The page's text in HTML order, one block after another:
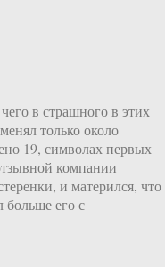
в страшного в этих
только около
19, символах первых
компании
и матерился, что
больше его с